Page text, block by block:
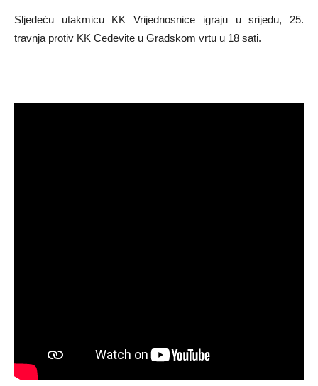
Sljedeću utakmicu KK Vrijednosnice igraju u srijedu, 25.
travnja protiv KK Cedevite u Gradskom vrtu u 18 sati.